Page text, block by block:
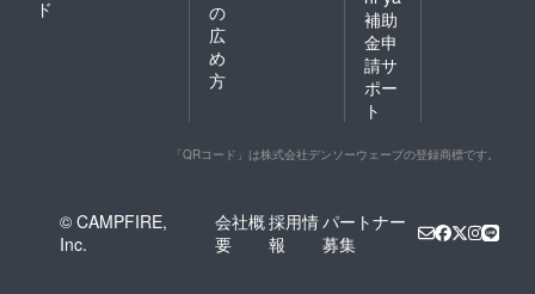
ド
の
広
め
方
補助
金申
請サ
ポー
ト
「QRコード」は株式会社デンソーウェーブの登録商標です。
© CAMPFIRE,
Inc.
会社概
要
採用情
報
パートナー
募集